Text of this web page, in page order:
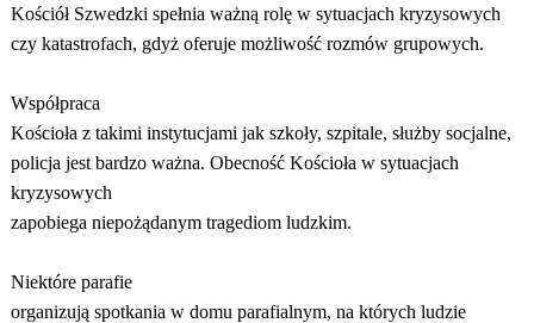
Kościół Szwedzki spełnia ważną rolę w sytuacjach kryzysowych
czy katastrofach, gdyż oferuje możliwość rozmów grupowych.
Współpraca
Kościoła z takimi instytucjami jak szkoły, szpitale, służby socjalne,
policja jest bardzo ważna. Obecność Kościoła w sytuacjach
kryzysowych
zapobiega niepożądanym tragediom ludzkim.
Niektóre parafie
organizują spotkania w domu parafialnym, na których ludzie